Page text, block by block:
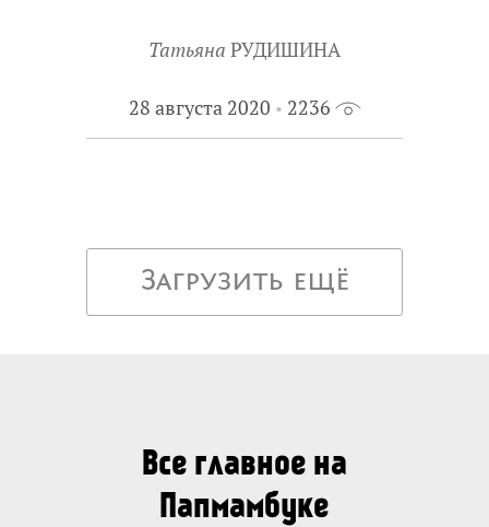
Татьяна РУДИШИНА
28 августа 2020 2236
Загрузить ещё
Все главное на
Папмамбуке